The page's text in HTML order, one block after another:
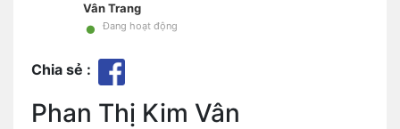
Vân Trang
• Đang hoạt động
Chia sẻ :
Phan Thị Kim Vân